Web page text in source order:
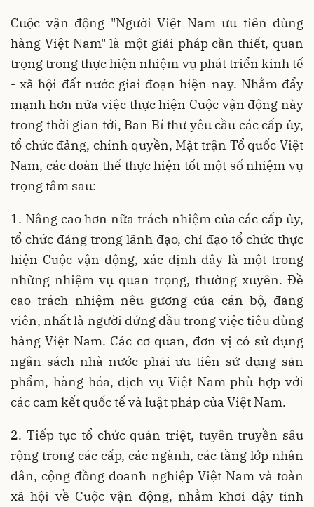
Cuộc vận động "Người Việt Nam ưu tiên dùng
hàng Việt Nam" là một giải pháp cần thiết, quan
trọng trong thực hiện nhiệm vụ phát triển kinh tế
- xã hội đất nước giai đoạn hiện nay. Nhằm đẩy
mạnh hơn nữa việc thực hiện Cuộc vận động này
trong thời gian tới, Ban Bí thư yêu cầu các cấp ủy,
tổ chức đảng, chính quyền, Mặt trận Tổ quốc Việt
Nam, các đoàn thể thực hiện tốt một số nhiệm vụ
trọng tâm sau:
1. Nâng cao hơn nữa trách nhiệm của các cấp ủy,
tổ chức đảng trong lãnh đạo, chỉ đạo tổ chức thực
hiện Cuộc vận động, xác định đây là một trong
những nhiệm vụ quan trọng, thường xuyên. Đề
cao trách nhiệm nêu gương của cán bộ, đảng
viên, nhất là người đứng đầu trong việc tiêu dùng
hàng Việt Nam. Các cơ quan, đơn vị có sử dụng
ngân sách nhà nước phải ưu tiên sử dụng sản
phẩm, hàng hóa, dịch vụ Việt Nam phù hợp với
các cam kết quốc tế và luật pháp của Việt Nam.
2. Tiếp tục tổ chức quán triệt, tuyên truyền sâu
rộng trong các cấp, các ngành, các tầng lớp nhân
dân, cộng đồng doanh nghiệp Việt Nam và toàn
xã hội về Cuộc vận động, nhằm khơi dậy tinh